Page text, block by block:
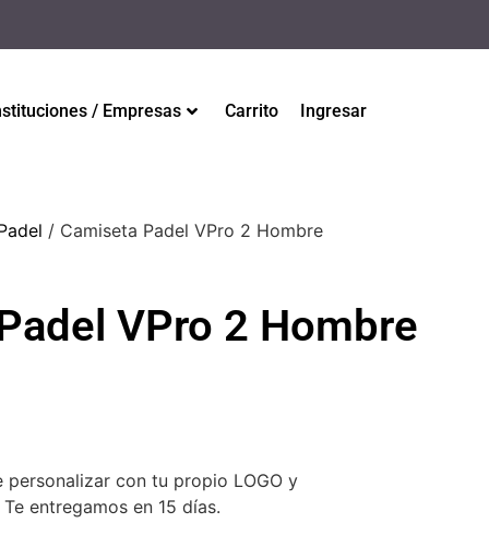
/ Empresas Carrito Ingresar
/ Camiseta Padel VPro 2 Hombre
VPro 2 Hombre
personalizar con tu propio LOGO y
entregamos en 15 días.